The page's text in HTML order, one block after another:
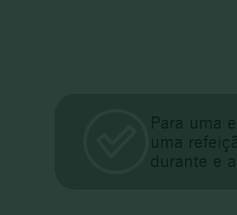
Para uma
uma
durante e